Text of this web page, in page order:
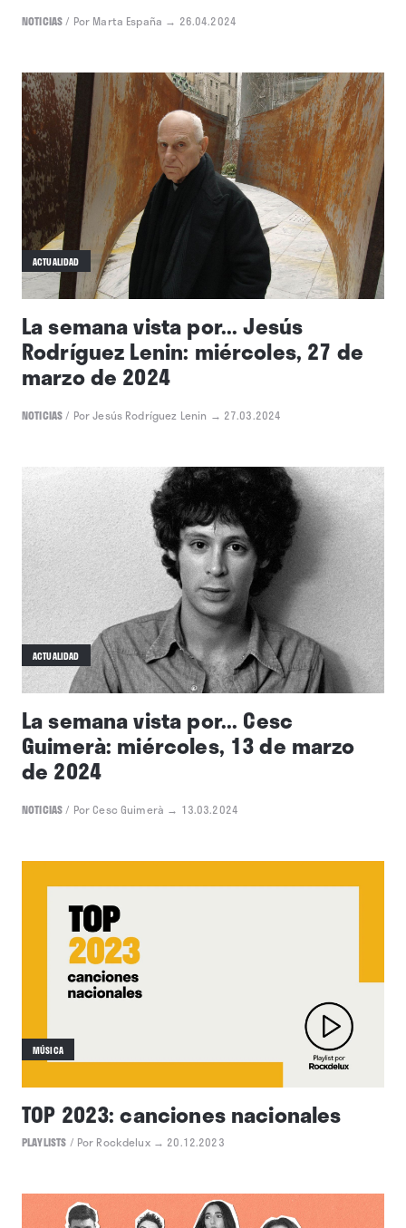
NOTICIAS/ Por Marta España → 26.04.2024
ACTUALIDAD
La semana vista por... Jesús
Rodríguez Lenin: miércoles, 27 de
marzo de 2024
NOTICIAS/ Por Jesús Rodríguez Lenin → 27.03.2024
ACTUALIDAD
La semana vista por... Cesc
Guimerà: miércoles, 13 de marzo
de 2024
NOTICIAS/ Por Cesc Guimerà → 13.03.2024
MÚSICA
TOP 2023: canciones nacionales
PLAYLISTS / Por Rockdelux → 20.12.2023